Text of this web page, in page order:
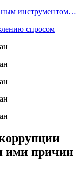
инструментом…
спросом
ими причин